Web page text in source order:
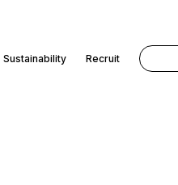
Sustainability Recruit